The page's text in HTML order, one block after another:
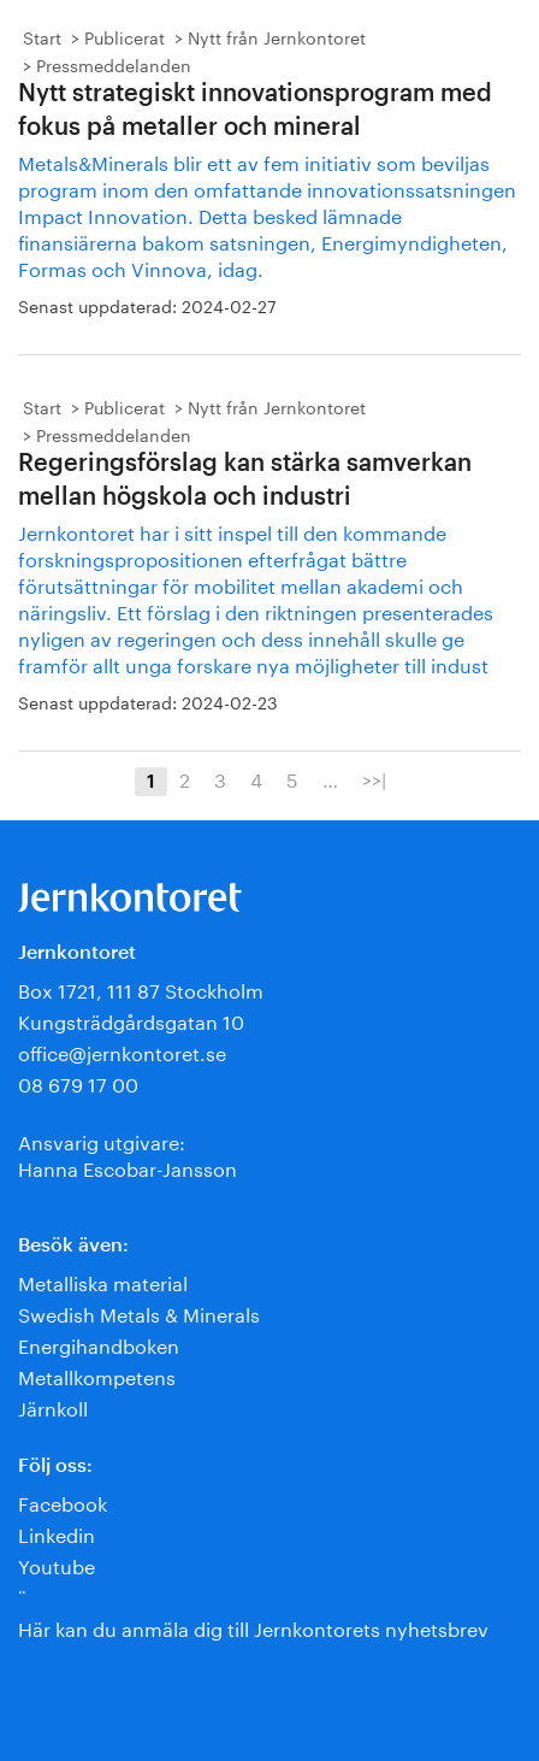
Start Publicerat
Nytt från Jernkontoret
Pressmeddelanden
Nytt strategiskt innovationsprogram med
fokus på metaller och mineral
Metals&Minerals blir ett av fem initiativ som beviljas
program inom den omfattande innovationssatsningen
Impact Innovation. Detta besked lämnade
finansiärerna bakom satsningen, Energimyndigheten,
Formas och Vinnova, idag.
Senast uppdaterad: 2024-02-27
Start Publicerat
Nytt från Jernkontoret
Pressmeddelanden
Regeringsförslag kan stärka samverkan
mellan högskola och industri
Jernkontoret har i sitt inspel till den kommande
forskningspropositionen efterfrågat bättre
förutsättningar för mobilitet mellan akademi och
näringsliv. Ett förslag i den riktningen presenterades
nyligen av regeringen och dess innehåll skulle ge
framför allt unga forskare nya möjligheter till indust
Senast uppdaterad: 2024-02-23
1 2 3 4 5 … >>|
Jernkontoret
Box 1721, 111 87 Stockholm
Kungsträdgårdsgatan 10
office@jernkontoret.se
08 679 17 00
Ansvarig utgivare:
Hanna Escobar-Jansson
Besök även:
Metalliska material
Swedish Metals & Minerals
Energihandboken
Metallkompetens
Järnkoll
Följ oss:
Facebook
Linkedin
Youtube
¨
Här kan du anmäla dig till Jernkontorets nyhetsbrev